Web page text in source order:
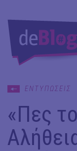
ΕΝΤΥΠΩΣΕΙΣ
«Πες